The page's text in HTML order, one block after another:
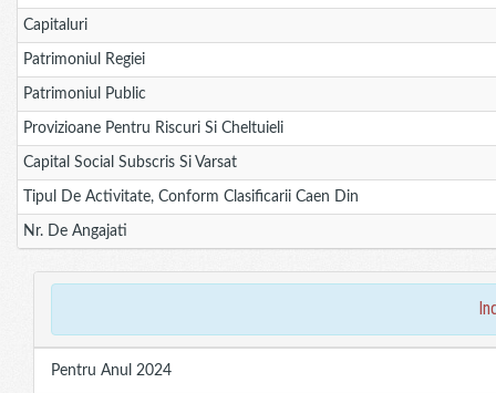
Capitaluri
Patrimoniul Regiei
Patrimoniul Public
Provizioane Pentru Riscuri Si Cheltuieli
Capital Social Subscris Si Varsat
Tipul De Activitate, Conform Clasificarii Caen Din
Nr. De Angajati
Pentru Anul 2024